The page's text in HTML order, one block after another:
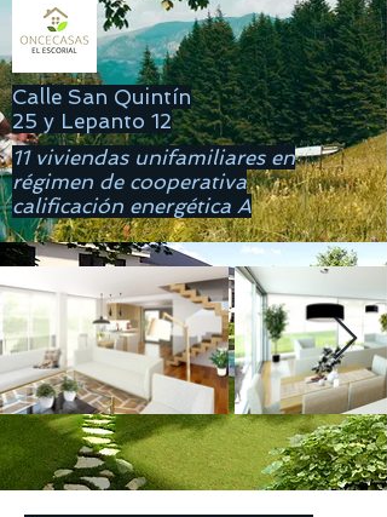
Calle San Quintín
25 y Lepanto 12
11 viviendas unifamiliares en
régimen de cooperativa
calificación energética A